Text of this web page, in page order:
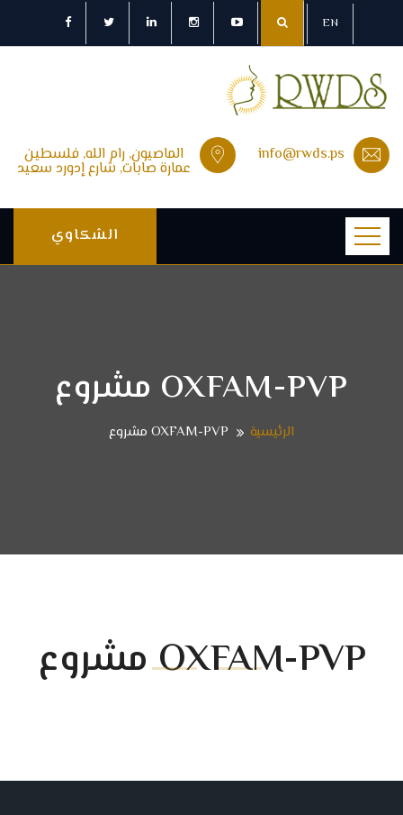
EN
info@rwds.ps الماصيون, رام الله, فلسطين
عمارة صابات, شارع إدورد سعيد
الشكاوي
OXFAM-PVP مشروع
الرئيسية OXFAM-PVP مشروع
OXFAM-PVP مشروع